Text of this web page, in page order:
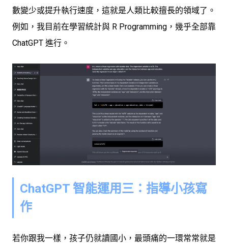
數變少或提升執行速度，這就是人類比較擅長的領域了。
例如，我目前在學習統計與 R Programming，幾乎全部靠
ChatGPT 進行。
ChatGPT 智能運用三：指導小孩寫
作
若你跟我一樣，孩子仍就讀國小，最頭痛的一環常常就是